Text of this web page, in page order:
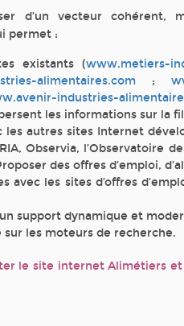
d’un vecteur cohérent,
permet :
existants (www.metiers-
alimentaires.com;
industries-
les informations sur la
les autres sites Internet
Observia, l’Observatoire
des offres d’emploi,
avec les sites d’offres
support dynamique et
les moteurs de recherche.
le site internet Alimétiers